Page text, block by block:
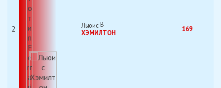
2
Льюис
ХЭМИЛТОН
169